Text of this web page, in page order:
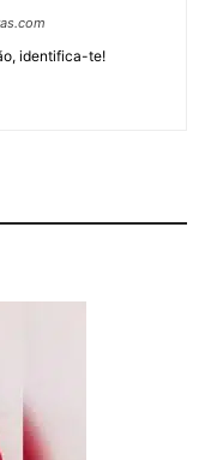
identifica-te!